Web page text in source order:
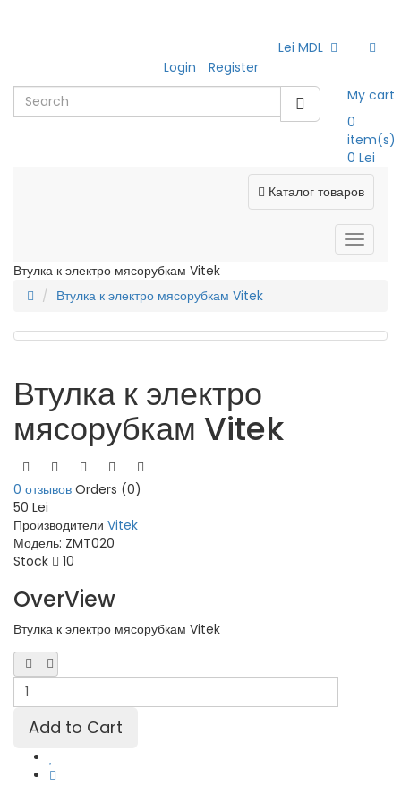
Login Register
My cart
0
item(s)
0 Lei
Каталог товаров
Втулка к электро мясорубкам Vitek
Втулка к электро мясорубкам Vitek
Втулка к электро
мясорубкам Vitek
0 отзывов Orders (0)
50 Lei
Производители Vitek
Модель: ZMT020
Stock
10
OverView
Втулка к электро мясорубкам Vitek